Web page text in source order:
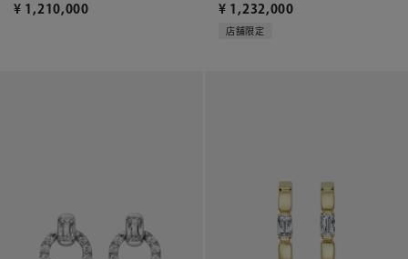
¥ 1,210,000
¥ 1,232,000
店舗限定